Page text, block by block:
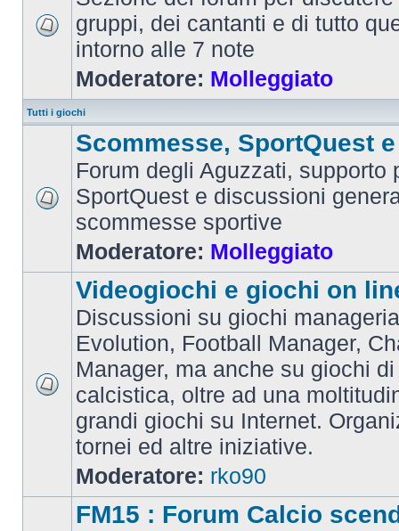
gruppi, dei cantanti e di tutto
intorno alle 7 note
Moderatore: Molleggiato
Tutti i giochi
Scommesse, SportQuest
Forum degli Aguzzati, supporto
SportQuest e discussioni
scommesse sportive
Moderatore: Molleggiato
Videogiochi e giochi on
Discussioni su giochi
Evolution, Football Manager,
Manager, ma anche su giochi
calcistica, oltre ad una
grandi giochi su Internet.
tornei ed altre iniziative.
Moderatore: rko90
FM15 : Forum Calcio